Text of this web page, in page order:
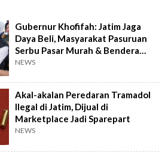
Gubernur Khofifah: Jatim Jaga
Daya Beli, Masyarakat Pasuruan
Serbu Pasar Murah & Bendera
Merah Putih
NEWS
Akal-akalan Peredaran Tramadol
Ilegal di Jatim, Dijual di
Marketplace Jadi Sparepart
NEWS